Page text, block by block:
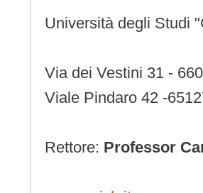
Università degli Studi
Via dei Vestini 31 -
Viale Pindaro 42 -
Rettore: Professor